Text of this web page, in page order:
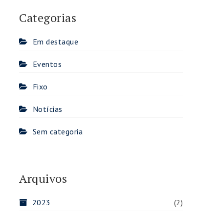
Categorias
Em destaque
Eventos
Fixo
Notícias
Sem categoria
Arquivos
2023
(2)